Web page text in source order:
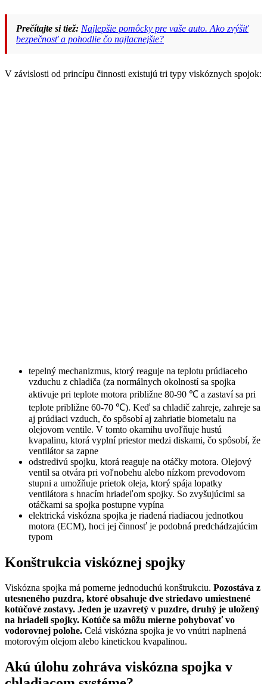
Prečítajte si tiež: Najlepšie pomôcky pre vaše auto. Ako zvýšiť
bezpečnosť a pohodlie čo najlacnejšie?
V závislosti od princípu činnosti existujú tri typy viskóznych spojok:
tepelný mechanizmus, ktorý reaguje na teplotu prúdiaceho
vzduchu z chladiča (za normálnych okolností sa spojka
aktivuje pri teplote motora približne 80-90 ℃ a zastaví sa pri
teplote približne 60-70 ℃). Keď sa chladič zahreje, zahreje sa
aj prúdiaci vzduch, čo spôsobí aj zahriatie biometalu na
olejovom ventile. V tomto okamihu uvoľňuje hustú
kvapalinu, ktorá vyplní priestor medzi diskami, čo spôsobí, že
ventilátor sa zapne
odstredivú spojku, ktorá reaguje na otáčky motora. Olejový
ventil sa otvára pri voľnobehu alebo nízkom prevodovom
stupni a umožňuje prietok oleja, ktorý spája lopatky
ventilátora s hnacím hriadeľom spojky. So zvyšujúcimi sa
otáčkami sa spojka postupne vypína
elektrická viskózna spojka je riadená riadiacou jednotkou
motora (ECM), hoci jej činnosť je podobná predchádzajúcim
typom
Konštrukcia viskóznej spojky
Viskózna spojka má pomerne jednoduchú konštrukciu. Pozostáva z
utesneného puzdra, ktoré obsahuje dve striedavo umiestnené
kotúčové zostavy. Jeden je uzavretý v puzdre, druhý je uložený
na hriadeli spojky. Kotúče sa môžu mierne pohybovať vo
vodorovnej polohe. Celá viskózna spojka je vo vnútri naplnená
motorovým olejom alebo kinetickou kvapalinou.
Akú úlohu zohráva viskózna spojka v